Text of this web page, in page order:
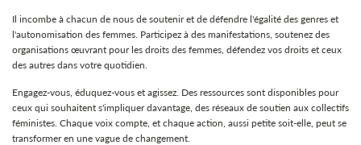
Il incombe à chacun de nous de soutenir et de défendre l'égalité des genres et
l'autonomisation des femmes. Participez à des manifestations, soutenez des
organisations œuvrant pour les droits des femmes, défendez vos droits et ceux
des autres dans votre quotidien.
Engagez-vous, éduquez-vous et agissez. Des ressources sont disponibles pour
ceux qui souhaitent s'impliquer davantage, des réseaux de soutien aux collectifs
féministes. Chaque voix compte, et chaque action, aussi petite soit-elle, peut se
transformer en une vague de changement.